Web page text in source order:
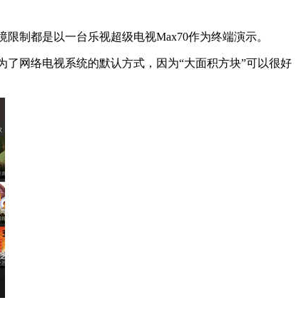
制都是以一台乐视超级电视Max70作为终端演示。
网络电视系统的默认方式，因为“大面积方块”可以很好